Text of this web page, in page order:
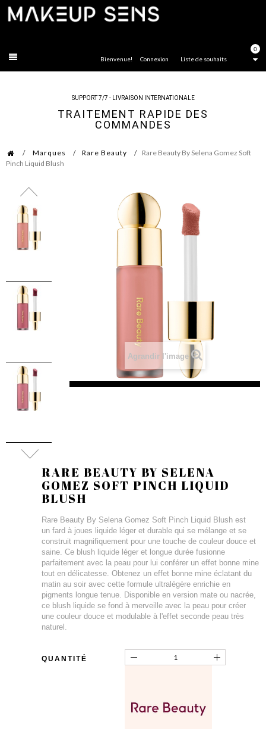
0
Liste de souhaits
Bienvenue! Connexion
SUPPORT 7/7 - LIVRAISON INTERNATIONALE
TRAITEMENT RAPIDE DES
COMMANDES
Marques Rare Beauty
Rare Beauty By Selena Gomez Soft
Pinch Liquid Blush
Agrandir l'image
RARE BEAUTY BY SELENA
GOMEZ SOFT PINCH LIQUID
BLUSH
Rare Beauty By Selena Gomez Soft Pinch Liquid Blush est
un fard à joues liquide léger et durable qui se mélange et se
construit magnifiquement pour une touche de couleur douce et
saine. Ce blush liquide léger et longue durée fusionne
parfaitement avec la peau pour lui conférer un effet bonne mine
tout en délicatesse. Obtenez un effet bonne mine éclatant du
matin au soir avec cette formule ultralégère enrichie en
pigments longue tenue. Disponible en version mate ou nacrée,
ce blush liquide se fond à merveille avec la peau pour créer
une couleur douce et modulable à l'effet seconde peau très
naturel.
QUANTITÉ